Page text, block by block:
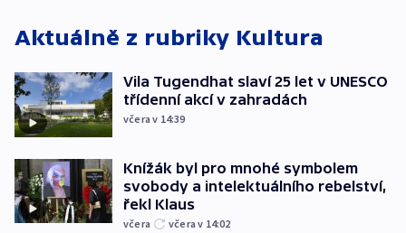
Aktuálně z rubriky Kultura
Vila Tugendhat slaví 25 let v UNESCO
třídenní akcí v zahradách
včera v 14:39
Knížák byl pro mnohé symbolem
svobody a intelektuálního rebelství,
řekl Klaus
včera včera v 14:02